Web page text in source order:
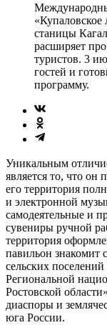
станицы
расширяет
туристов. 3
гостей и
программу.
Уникальным
является то, что он
его территория
и электронной
самодеятельные и
сувениры ручной
территория
павильон знакомит
сельских
Региональной
Ростовской
диаспоры и
юга России.